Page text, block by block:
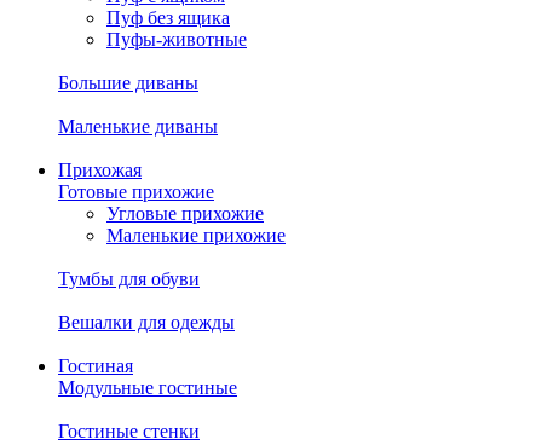
Пуф без ящика
Пуфы-животные
Большие диваны
Маленькие диваны
Прихожая
Готовые прихожие
Угловые прихожие
Маленькие прихожие
Тумбы для обуви
Вешалки для одежды
Гостиная
Модульные гостиные
Гостиные стенки